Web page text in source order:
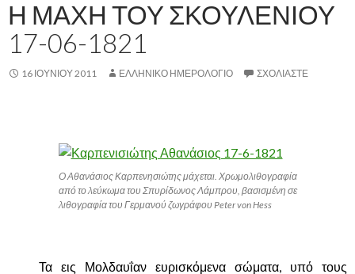
Η ΜΑΧΗ ΤΟΥ ΣΚΟΥΛΕΝΙΟΥ
17-06-1821
16 ΙΟΥΝΊΟΥ 2011 ΕΛΛΗΝΙΚΟ ΗΜΕΡΟΛΟΓΙΟ ΣΧΟΛΙΆΣΤΕ
Ο Αθανάσιος Καρπενησιώτης μάχεται. Χρωμολιθογραφία
από το λεύκωμα του Σπυρίδωνος Λάμπρου, βασισμένη σε
λιθογραφία του Γερμανού ζωγράφου Peter von Hess
Τα εις Μολδαυΐαν ευρισκόμενα σώματα, υπό τους